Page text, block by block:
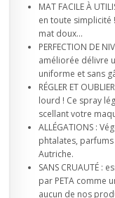
MAT FACILE À
en toute simplicité
mat doux...
PERFECTION DE
améliorée délivre
uniforme et sans
RÉGLER ET
lourd ! Ce spray
scellant votre
ALLÉGATIONS :
phtalates,
Autriche.
SANS CRUAUTÉ :
par PETA comme
aucun de nos